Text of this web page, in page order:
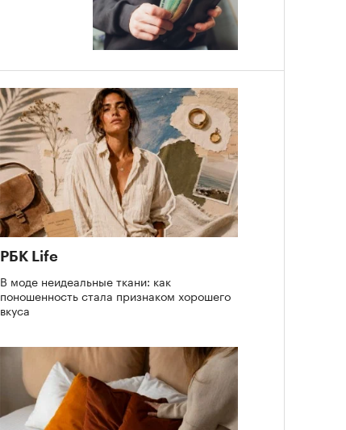
РБК Life
В моде неидеальные ткани: как
поношенность стала признаком хорошего
вкуса